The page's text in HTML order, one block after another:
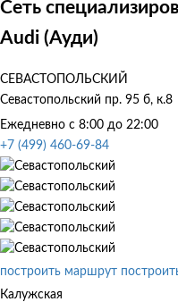
Сеть
Audi (Ауди)
СЕВАСТОПОЛЬСКИЙ
Севастопольский пр. 95 б, к.8
Ежедневно с 8:00 до 22:00
+7 (499) 460-69-84
построить маршрут
Калужская